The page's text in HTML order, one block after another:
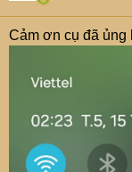
Cảm ơn cụ đã ủng